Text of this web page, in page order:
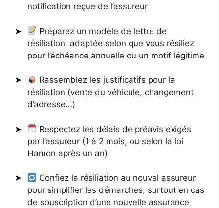
notification reçue de l’assureur
Préparez un modèle de lettre de
résiliation, adaptée selon que vous résiliez
pour l’échéance annuelle ou un motif légitime
Rassemblez les justificatifs pour la
résiliation (vente du véhicule, changement
d’adresse…)
Respectez les délais de préavis exigés
par l’assureur (1 à 2 mois, ou selon la loi
Hamon après un an)
Confiez la résiliation au nouvel assureur
pour simplifier les démarches, surtout en cas
de souscription d’une nouvelle assurance